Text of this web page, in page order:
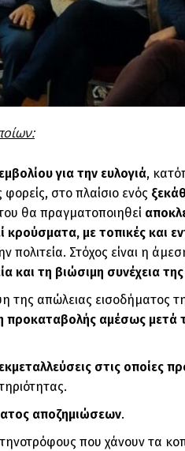
για την ευλογιά,
στο πλαίσιο ενός
θα πραγματοποιηθεί
κρούσματα, με τοπικές και
πολιτεία. Στόχος είναι η
και τη βιώσιμη συνέχεια
της απώλειας εισοδήματος
προκαταβολής αμέσως μετά
στις οποίες
αποζημιώσεων.
που χάνουν τα